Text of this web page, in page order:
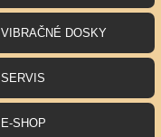
VIBRAČNÉ DOSKY
SERVIS
E-SHOP